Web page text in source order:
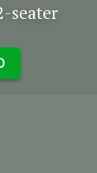
seater